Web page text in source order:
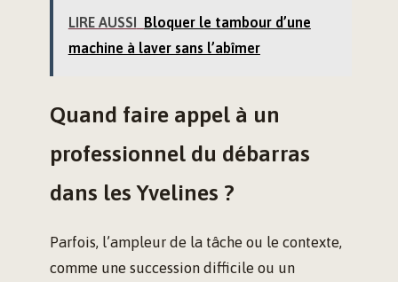
LIRE AUSSI
Bloquer le tambour d’une
machine à laver sans l’abîmer
Quand faire appel à un
professionnel du débarras
dans les Yvelines ?
Parfois, l’ampleur de la tâche ou le contexte,
comme une succession difficile ou un